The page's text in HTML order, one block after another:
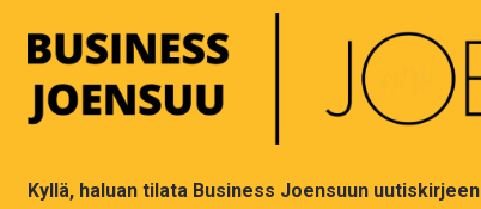
Kyllä, haluan tilata Business Joensuun uutiskirjeen